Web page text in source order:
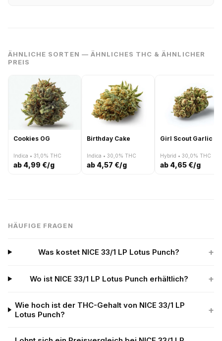
ÄHNLICHE SORTEN — ÄHNLICHES THC & ÄHNLICHER
PREIS
Cookies OG
Indica • 31,0% THC
ab 4,99 €/g
Birthday Cake
Indica • 30,0% THC
ab 4,57 €/g
Girl Scout Garlic
Hybrid • 30,0% THC
ab 4,65 €/g
HÄUFIGE FRAGEN
Was kostet NICE 33/1 LP Lotus Punch? +
Wo ist NICE 33/1 LP Lotus Punch erhältlich? +
Wie hoch ist der THC-Gehalt von NICE 33/1 LP
Lotus Punch?
+